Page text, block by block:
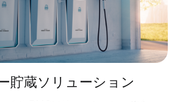
貯蔵ソリューション